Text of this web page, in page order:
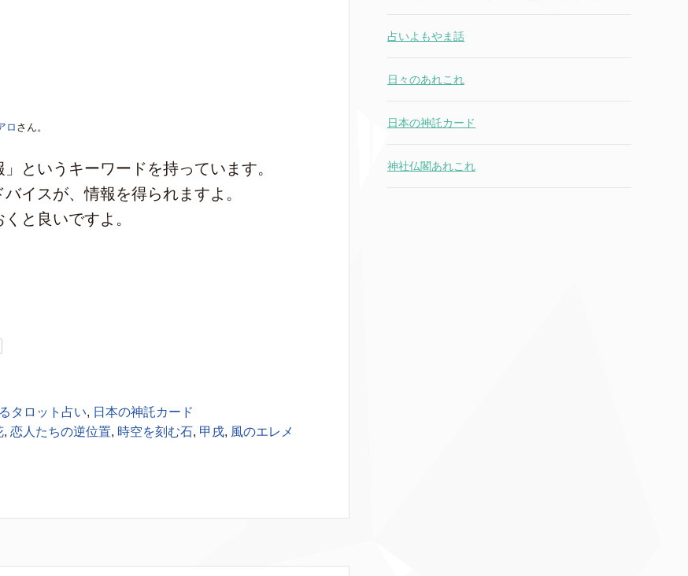
ロ さん。
というキーワードを持っています。
イスが、情報を得られますよ。
と良いですよ。
タロット占い, 日本の神託カード
, 恋人たちの逆位置, 時空を刻む石, 甲戌, 風のエレメ
占いよもやま話
日々のあれこれ
日本の神託カード
神社仏閣あれこれ